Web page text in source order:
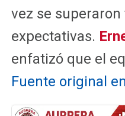
vez se superaron
expectativas.
enfatizó que el
Fuente original en